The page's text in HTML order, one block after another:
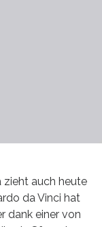
zieht auch heute
da Vinci hat
dank einer von